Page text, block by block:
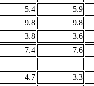
5.4 5.9
9.8 9.8
3.8 3.6
7.4 7.6
4.7 3.3